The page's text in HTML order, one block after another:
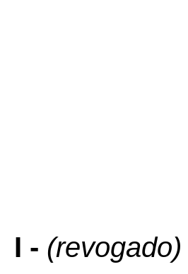
I - (revogado)